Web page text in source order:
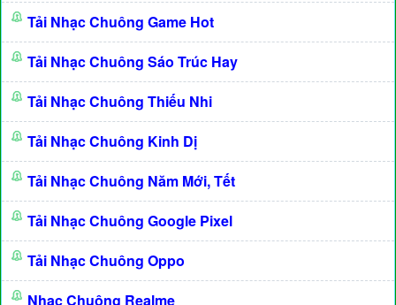
Tải Nhạc Chuông Game Hot
Tải Nhạc Chuông Sáo Trúc Hay
Tải Nhạc Chuông Thiếu Nhi
Tải Nhạc Chuông Kinh Dị
Tải Nhạc Chuông Năm Mới, Tết
Tải Nhạc Chuông Google Pixel
Tải Nhạc Chuông Oppo
Nhạc Chuông Realme